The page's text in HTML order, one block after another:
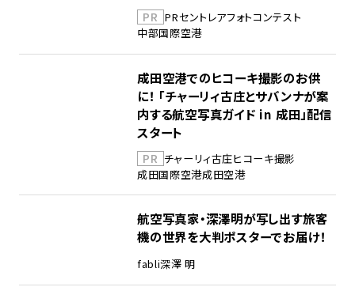
PR PRセントレアフォトコンテスト
中部国際空港
成田空港でのヒコーキ撮影のお供
に！ 「チャーリィ古庄とサバンナが案
内する航空写真ガイド in 成田」配信
スタート
PR チャーリィ古庄ヒコーキ撮影
成田国際空港成田空港
航空写真家・深澤明が写し出す旅客
機の世界を大判ポスターでお届け！
fabli深澤 明